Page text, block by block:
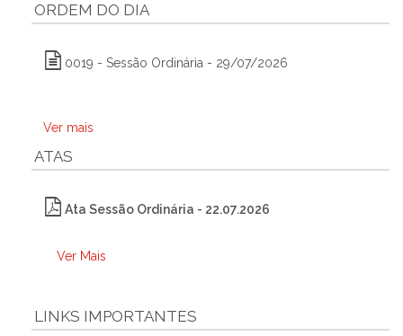
ORDEM DO DIA
0019 - Sessão Ordinária - 29/07/2026
Ver mais
ATAS
Ata Sessão Ordinária - 22.07.2026
Ver Mais
LINKS IMPORTANTES